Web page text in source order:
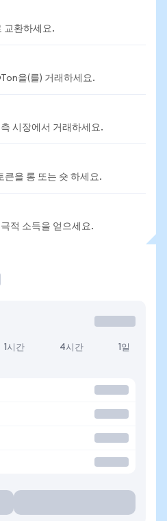
교환하세요.
을(를) 거래하세요.
시장에서 거래하세요.
큰을 롱 또는 숏 하세요.
적 소득을 얻으세요.
1시간 4시간 1일